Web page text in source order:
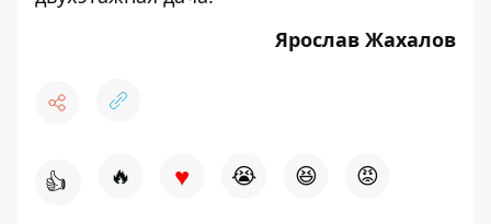
Ярослав Жахалов
👍 🔥 ♥ 😭 😆 😡